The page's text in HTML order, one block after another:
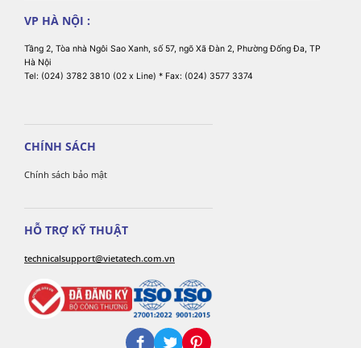
VP HÀ NỘI :
Tầng 2, Tòa nhà Ngôi Sao Xanh, số 57, ngõ Xã Đàn 2, Phường Đống Đa, TP
Hà Nội
Tel: (024) 3782 3810 (02 x Line) * Fax: (024) 3577 3374
CHÍNH SÁCH
Chính sách bảo mật
HỖ TRỢ KỸ THUẬT
technicalsupport@vietatech.com.vn